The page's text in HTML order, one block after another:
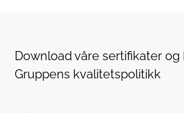
Download våre sertifikater og
Gruppens kvalitetspolitikk